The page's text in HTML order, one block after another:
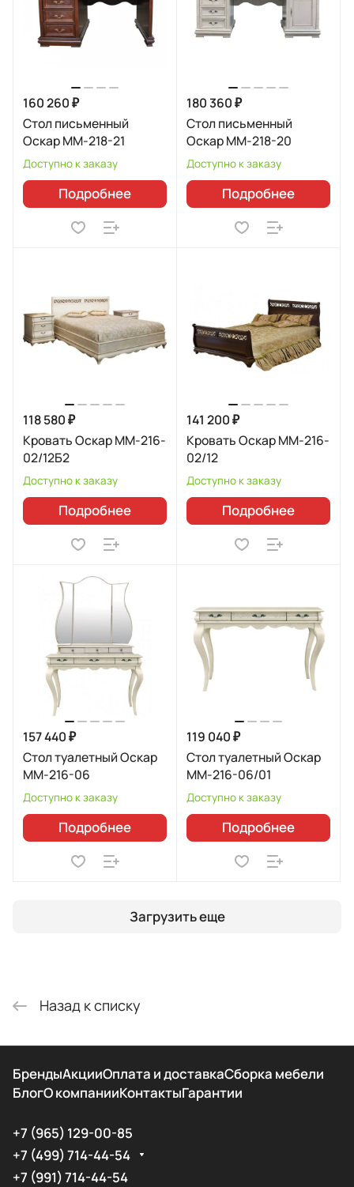
160 260 ₽
Стол письменный
Оскар ММ-218-21
Доступно к заказу
Подробнее
180 360 ₽
Стол письменный
Оскар ММ-218-20
Доступно к заказу
Подробнее
118 580 ₽
Кровать Оскар ММ-216-
02/12Б2
Доступно к заказу
Подробнее
141 200 ₽
Кровать Оскар ММ-216-
02/12
Доступно к заказу
Подробнее
157 440 ₽
Стол туалетный Оскар
ММ-216-06
Доступно к заказу
Подробнее
119 040 ₽
Стол туалетный Оскар
ММ-216-06/01
Доступно к заказу
Подробнее
Загрузить еще
Назад к списку
БрендыАкцииОплата и доставкаСборка мебели
БлогО компанииКонтактыГарантии
+7 (965) 129-00-85
+7 (499) 714-44-54
+7 (991) 714-44-54